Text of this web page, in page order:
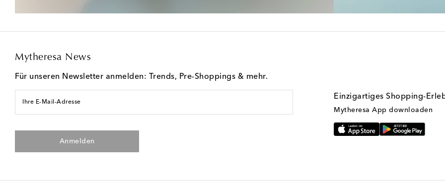
Mytheresa News
Für unseren Newsletter anmelden: Trends, Pre-Shoppings & mehr.
Ihre E-Mail-Adresse
Anmelden
Einzigartiges Shopping-
Mytheresa App downloaden